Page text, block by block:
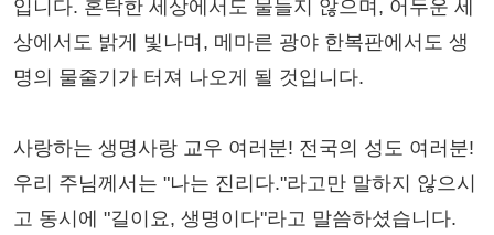
입니다. 혼탁한 세상에서도 물들지 않으며, 어두운 세
상에서도 밝게 빛나며, 메마른 광야 한복판에서도 생
명의 물줄기가 터져 나오게 될 것입니다.
사랑하는 생명사랑 교우 여러분! 전국의 성도 여러분!
우리 주님께서는 "나는 진리다."라고만 말하지 않으시
고 동시에 "길이요, 생명이다"라고 말씀하셨습니다.